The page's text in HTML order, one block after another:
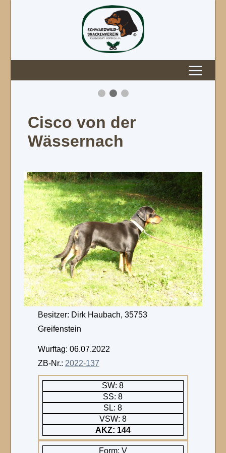
Cisco von der
Wässernach
Besitzer: Dirk Haubach, 35753
Greifenstein
Wurftag: 06.07.2022
ZB-Nr.: 2022-137
SW: 8
SS: 8
SL: 8
VSW: 8
AKZ: 144
Form: V